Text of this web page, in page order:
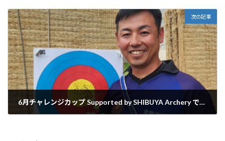
次の記事
6月チャレンジカップ Supported by SHIBUYA Archery で自己ベスト更新と700点達成しました